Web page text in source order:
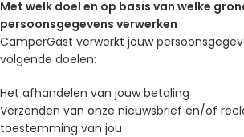
Met welk doel en op basis van welke
persoonsgegevens verwerken
CamperGast verwerkt jouw
volgende doelen:
Het afhandelen van jouw betaling
Verzenden van onze nieuwsbrief en/of
toestemming van jou